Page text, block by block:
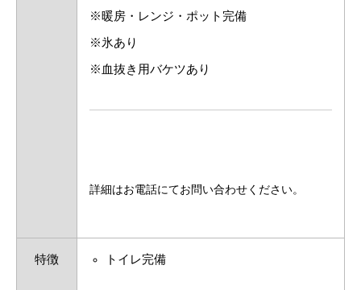
※暖房・レンジ・ポット完備
※氷あり
※血抜き用バケツあり
詳細はお電話にてお問い合わせください。
特徴 トイレ完備